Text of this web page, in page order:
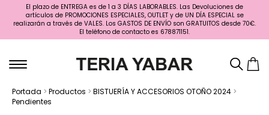
El plazo de ENTREGA es de 1 a 3 DÍAS LABORABLES. Las Devoluciones de
artículos de PROMOCIONES ESPECIALES, OUTLET y de UN DÍA ESPECIAL se
realizarán a través de VALES. Los GASTOS DE ENVÍO son GRATUITOS desde 70€.
El teléfono de contacto es 678871151.
Portada > Productos > BISTUERÍA Y ACCESORIOS OTOÑO 2024 >
Pendientes